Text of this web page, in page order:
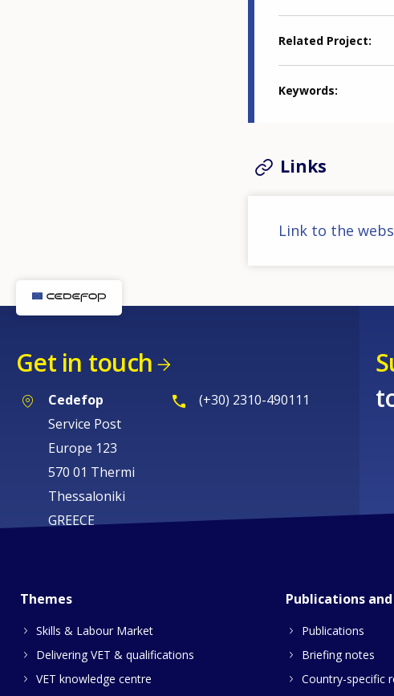
Related Project
Keywords
Links
Link to the
Get in touch
Cedefop
Service Post
Europe 123
570 01 Thermi
Thessaloniki
GREECE
(+30) 2310-490111
Themes
Skills & Labour Market
Delivering VET & qualifications
VET knowledge centre
Publications
Publications
Briefing notes
Country-specific